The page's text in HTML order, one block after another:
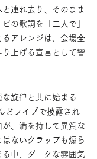
連れ去り、そのまま
の歌詞を「二人で」
アレンジは、会場全
上げる宣言として響
旋律と共に始まる
どライブで披露され
、満を持して異質な
ないクラップも煽ら
中、ダークな雰囲気